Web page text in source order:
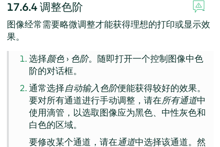
17.6.4调整色阶
图像经常需要略微调整才能获得理想的打印或显示效
果。
选择颜色 › 色阶。随即打开一个控制图像中色
阶的对话框。
通常选择自动输入色阶便能获得较好的效果。
要对所有通道进行手动调整，请在所有通道中
使用滴管，以选取图像应为黑色、中性灰色和
白色的区域。
要修改某个通道，请在通道中选择该通道。然